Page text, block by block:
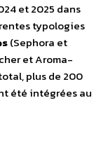
et 2025 dans
typologies
(Sephora et
et Aroma-
plus de 200
été intégrées au